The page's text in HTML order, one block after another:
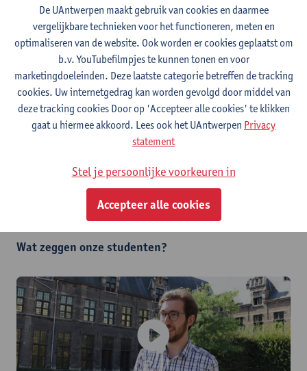
1 contactuur = minimaal 1,5 uur zelfstudie
Periode Lesdag Niveau Cursuscode
6/10/2026 - 22/06/2027 di 1
CDE-R2610-1
Lesrooster
7/10/2026 - 23/06/2027
woe 2 NIEUW!
CDE-R2610-2
Lesrooster
Een les kan uitzonderlijklive onlinegegeven worden. (bv.
inhaalles, staking openbaar vervoer...)
Wat zeggen onze studenten?
De UAntwerpen maakt gebruik van cookies en daarmee
vergelijkbare technieken voor het functioneren, meten en
optimaliseren van de website. Ook worden er cookies geplaatst om
b.v. YouTubefilmpjes te kunnen tonen en voor
marketingdoeleinden. Deze laatste categorie betreffen de tracking
cookies. Uw internetgedrag kan worden gevolgd door middel van
deze tracking cookies Door op 'Accepteer alle cookies' te klikken
gaat u hiermee akkoord. Lees ook het UAntwerpen Privacy
statement
Stel je persoonlijke voorkeuren in
Accepteer alle cookies